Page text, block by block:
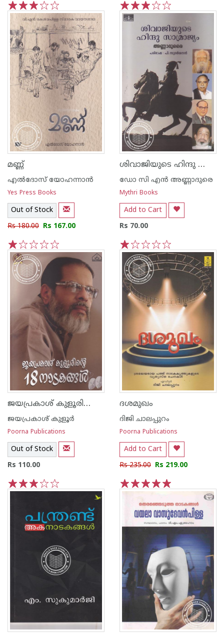
5
4
3
2
1 5
4
3
2
1
മണ്ണ്
എല്‍ദോസ് യോഹന്നാന്‍
Yes Press Books
Out of Stock
Rs 180.00 Rs 167.00
5
4
3
2
1
ശിവാജിയുടെ ഹിന്ദു സാമ്രാജ്യം
ഡോ സി എന്‍ അണ്ണാദുരെ
Mythri Books
Add to Cart
Rs 70.00
5
4
3
2
1
ജയപ്രകാശ് കുളൂരിന്റെ 18 നാടകങ്ങള്‍
ജയപ്രകാശ് കുളൂര്‍
Poorna Publications
Out of Stock
Rs 110.00
5
4
3
2
1
ദശമുഖം
ദിജി ചാലപ്പുറം
Poorna Publications
Add to Cart
Rs 235.00 Rs 219.00
4
3
2
1